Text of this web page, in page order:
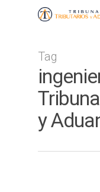
Presione
para
Tag
y